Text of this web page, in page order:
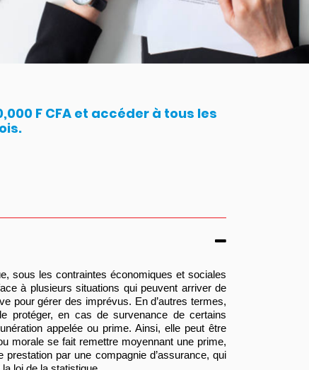
F CFA et accéder à tous les
sous les contraintes économiques et sociales
à plusieurs situations qui peuvent arriver de
pour gérer des imprévus. En d’autres termes,
protéger, en cas de survenance de certains
appelée ou prime. Ainsi, elle peut être
morale se fait remettre moyennant une prime,
par une compagnie d’assurance, qui